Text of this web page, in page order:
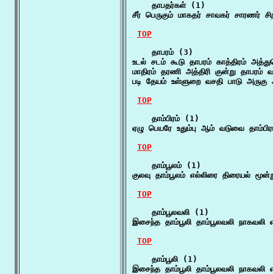
    தாபதர்கள் (1)
சீர் பெருகும் மாகதர் சாவகர்
TOP
    தாபரம் (3)
உடல் சடம் கூடு தாபரம் காத்திரம்
மாதிரம் தரணி அத்திரி குன்று
படி தேயம் உள்ளுறை வசதி பாடு
TOP
    தாம்பிரம் (1)
ஏழு பெயரே உதும்பு ஆம் வடுவை
TOP
    தாம்பூலம் (1)
குலவு தாம்பூலம் எல்லிரை திரையல்
TOP
    தாம்பூலவலி (1)
இசைந்த தாம்பூலி தாம்பூலவலி
TOP
    தாம்பூலி (1)
இசைந்த தாம்பூலி தாம்பூலவலி